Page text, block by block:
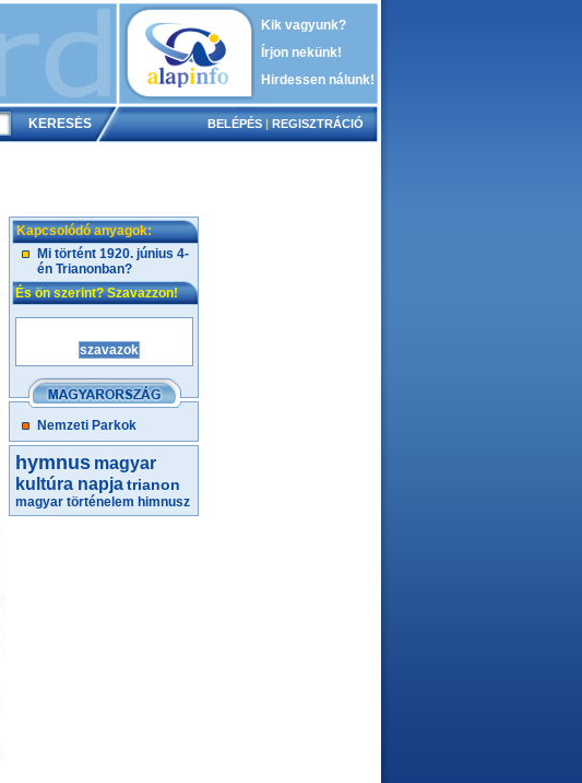
Kik vagyunk?
Írjon nekünk!
Hirdessen nálunk!
BELÉPÉS | REGISZTRÁCIÓ
Kapcsolódó anyagok:
Mi történt 1920. június 4-
én Trianonban?
És ön szerint? Szavazzon!
Nemzeti Parkok
hymnus magyar
kultúra napjatrianon
magyar történelem himnusz